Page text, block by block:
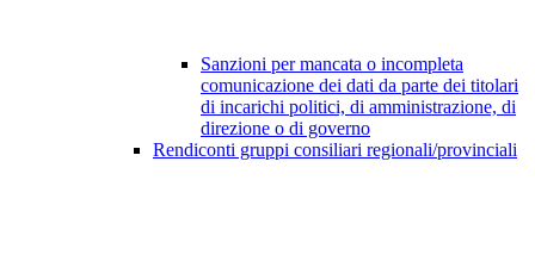
Sanzioni per mancata o incompleta
comunicazione dei dati da parte dei titolari
di incarichi politici, di amministrazione, di
direzione o di governo
Rendiconti gruppi consiliari regionali/provinciali